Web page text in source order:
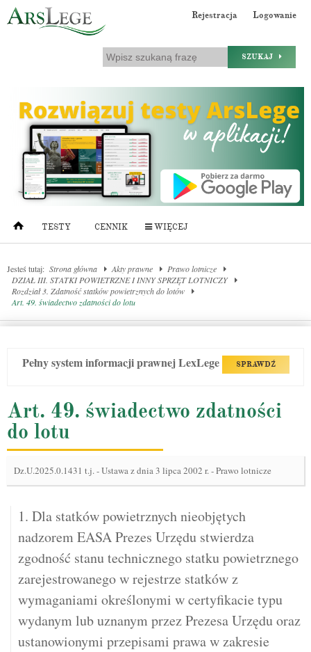
Rejestracja Logowanie
SZUKAJ
TESTY CENNIK WIĘCEJ
Jesteś tutaj: Strona główna Akty prawne
Prawo lotnicze
DZIAŁ III. STATKI POWIETRZNE I INNY SPRZĘT LOTNICZY
Rozdział 3. Zdatność statków powietrznych do lotów
Art. 49. świadectwo zdatności do lotu
Pełny system informacji prawnej LexLege SPRAWDŹ
Art. 49. świadectwo zdatności
do lotu
Dz.U.2025.0.1431 t.j.-Ustawa z dnia 3 lipca 2002 r. - Prawo lotnicze
1. Dla statków powietrznych nieobjętych
nadzorem EASA Prezes Urzędu stwierdza
zgodność stanu technicznego statku powietrznego
zarejestrowanego w rejestrze statków z
wymaganiami określonymi w certyfikacie typu
wydanym lub uznanym przez Prezesa Urzędu oraz
ustanowionymi przepisami prawa w zakresie